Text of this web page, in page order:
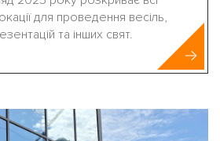
для проведення весіль,
та інших свят.